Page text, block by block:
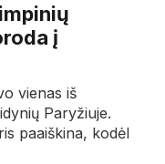
į
vienas iš
Paryžiuje.
paaiškina, kodėl